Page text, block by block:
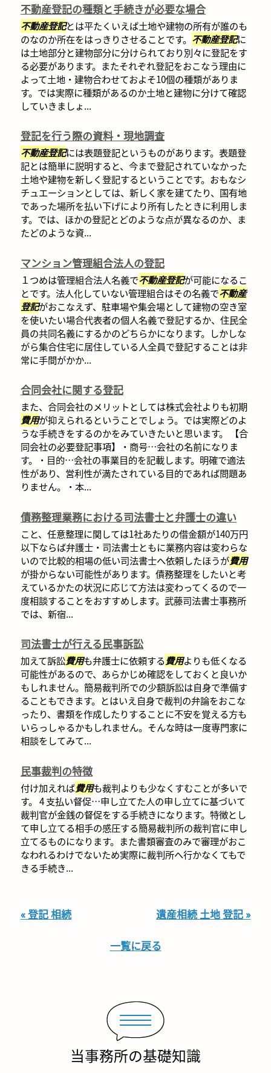
不動産登記の種類と手続きが必要な場合
不動産登記とは平たくいえば土地や建物の所有が誰のも
のなのか所在をはっきりさせることです。 不動産登記に
は土地部分と建物部分に分けられており別々に登記をす
る必要があります。またそれぞれ登記をおこなう理由に
よって土地・建物合わせておよそ10個の種類がありま
す。では実際に種類があるのか土地と建物に分けて確認
していきましょ...
登記を行う際の資料・現地調査
不動産登記には表題登記というものがあります。表題登
記とは簡単に説明すると、今まで登記されていなかった
土地や建物を新しく登記するということです。おもなシ
チュエーションとしては、新しく家を建てたり、国有地
であった場所を払い下げにより所有したときに利用しま
す。では、ほかの登記とどのような点が異なるのか、ま
たどのような資...
マンション管理組合法人の登記
１つめは管理組合法人名義で不動産登記が可能になるこ
とです。法人化していない管理組合はその名義で不動産
登記がおこなえず、駐車場や集会場として建物の空き室
を使いたい場合代表者の個人名義で登記するか、住民全
員の共同名義にするかのどちらかになります。しかしな
がら集合住宅に居住している人全員で登記することは非
常に手間がかか...
合同会社に関する登記
また、合同会社のメリットとしては株式会社よりも初期
費用が抑えられるということでしょう。では実際どのよ
うな手続きをするのかをみていきたいと思います。 【合
同会社の必要登記事項】・商号…会社の名前になりま
す。・目的…会社の事業目的を記載します。明確で適法
性があり、営利性が満たされている目的であれば問題あ
りません。・本...
債務整理業務における司法書士と弁護士の違い
こと、任意整理に関しては1社あたりの借金額が140万円
以下ならば弁護士・司法書士ともに業務内容は変わらな
いので比較的相場の低い司法書士へ依頼したほうが費用
が掛からない可能性があります。債務整理をしたいと考
えているかたの状況に応じて方法は変わってくるので一
度相談することをおすすめします。武藤司法書士事務所
では、新宿...
司法書士が行える民事訴訟
加えて訴訟費用も弁護士に依頼する費用よりも低くなる
可能性があるので、あらかじめ確認をしておくと良いか
もしれません。簡易裁判所での少額訴訟は自身で準備す
ることもできます。とはいえ自身で裁判の弁論をおこな
ったり、書類を作成したりすることに不安を覚える方も
いらっしゃるかもしれません。そんな時は一度専門家に
相談をしてみて...
民事裁判の特徴
付け加えれば費用も裁判よりも少なくすむことが多いで
す。 4 支払い督促…申し立てた人の申し立てに基づいて
裁判官が金銭の督促をする手続きになります。特徴とし
て申し立てる相手の感圧する簡易裁判所の裁判官に申し
立てるものになります。また書類審査のみで審理がおこ
なわれるわけでないため実際に裁判所へ行かなくてもで
きる手続き...
« 登記 相続 遺産相続 土地 登記 »
一覧に戻る
当事務所の基礎知識